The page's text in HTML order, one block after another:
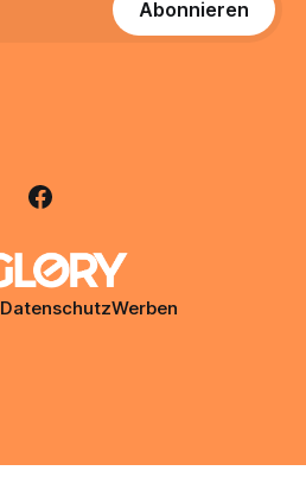
Abonnieren
DatenschutzWerben